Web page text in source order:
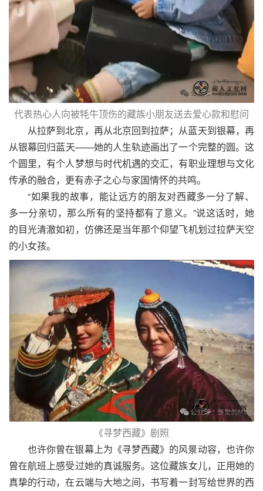
代表热心人向被牦牛顶伤的藏族小朋友送去爱心款和慰问
从拉萨到北京，再从北京回到拉萨；从蓝天到银幕，再
从银幕回归蓝天——她的人生轨迹画出了一个完整的圆。这
个圆里，有个人梦想与时代机遇的交汇，有职业理想与文化
传承的融合，更有赤子之心与家国情怀的共鸣。
“如果我的故事，能让远方的朋友对西藏多一分了解、
多一分亲切，那么所有的坚持都有了意义。”说这话时，她
的目光清澈如初，仿佛还是当年那个仰望飞机划过拉萨天空
的小女孩。
《寻梦西藏》剧照
也许你曾在银幕上为《寻梦西藏》的风景动容，也许你
曾在航班上感受过她的真诚服务。这位藏族女儿，正用她的
真挚的行动，在云端与大地之间，书写着一封写给世界的西